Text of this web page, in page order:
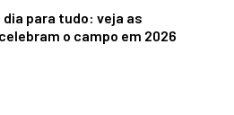
dia para tudo: veja as
o campo em 2026